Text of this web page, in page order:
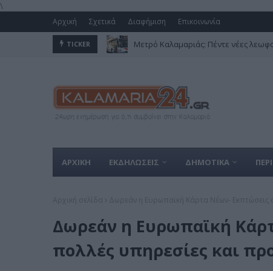
\
Αρχική Σχετικά Διαφήμιση Επικοινωνία
TICKER Μετρό Καλαμαριάς: Πέντε νέες
ΑΡΧΙΚΗ ΕΚΔΗΛΩΣΕΙΣ ΔΗΜΟΤΙΚΑ
Δωρεάν η Ευρωπαϊκή
πολλές υπηρεσίες και